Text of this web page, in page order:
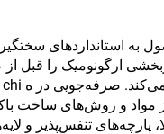
استانداردهای
ارگونومیک را قبل
مواد و روش‌های ساخت
تنفس‌پذیر و